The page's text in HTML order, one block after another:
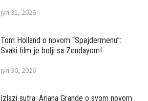
јул 31, 2026
Tom Holland o novom “Spajdermenu”:
Svaki film je bolji sa Zendayom!
јул 30, 2026
Izlazi sutra: Ariana Grande o svom novom